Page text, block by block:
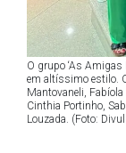
O grupo ‘As Amigas
em altíssimo estilo.
Mantovaneli, Fabíola
Cinthia Portinho,
Louzada. (Foto: